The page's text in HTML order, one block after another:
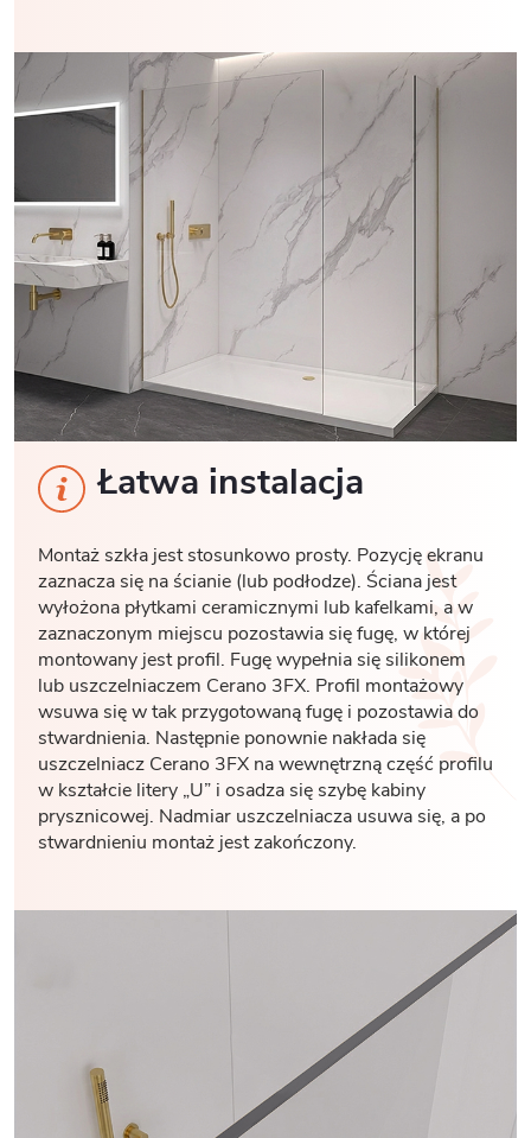
Łatwa instalacja
Montaż szkła jest stosunkowo prosty. Pozycję ekranu
zaznacza się na ścianie (lub podłodze). Ściana jest
wyłożona płytkami ceramicznymi lub kafelkami, a w
zaznaczonym miejscu pozostawia się fugę, w której
montowany jest profil. Fugę wypełnia się silikonem
lub uszczelniaczem Cerano 3FX. Profil montażowy
wsuwa się w tak przygotowaną fugę i pozostawia do
stwardnienia. Następnie ponownie nakłada się
uszczelniacz Cerano 3FX na wewnętrzną część profilu
w kształcie litery „U” i osadza się szybę kabiny
prysznicowej. Nadmiar uszczelniacza usuwa się, a po
stwardnieniu montaż jest zakończony.